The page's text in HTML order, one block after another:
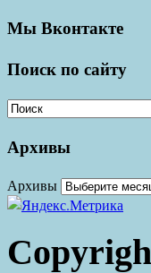
Мы Вконтакте
Поиск по сайту
Архивы
Архивы